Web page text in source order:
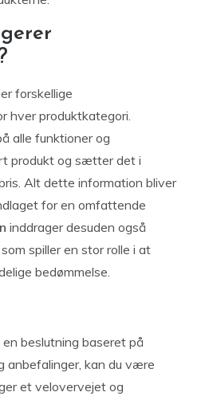
forskellige
hver produktkategori.
alle funktioner og
produkt og sætter det i
Alt dette information bliver
for en omfattende
inddrager desuden også
spiller en stor rolle i at
bedømmelse.
beslutning baseret på
anbefalinger, kan du være
et velovervejet og